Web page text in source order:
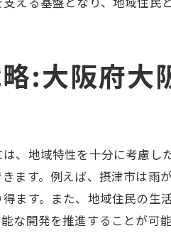
イノベーションによる計画
持続可能な地域発展を促す
長期的視点に基づく計画と
地域コミュニティとの協働
地域資源を活用したプロジ
:大阪府大
、地域特性を十分に考慮
ます。例えば、摂津市は
ます。また、地域住民の
な開発を推進することが